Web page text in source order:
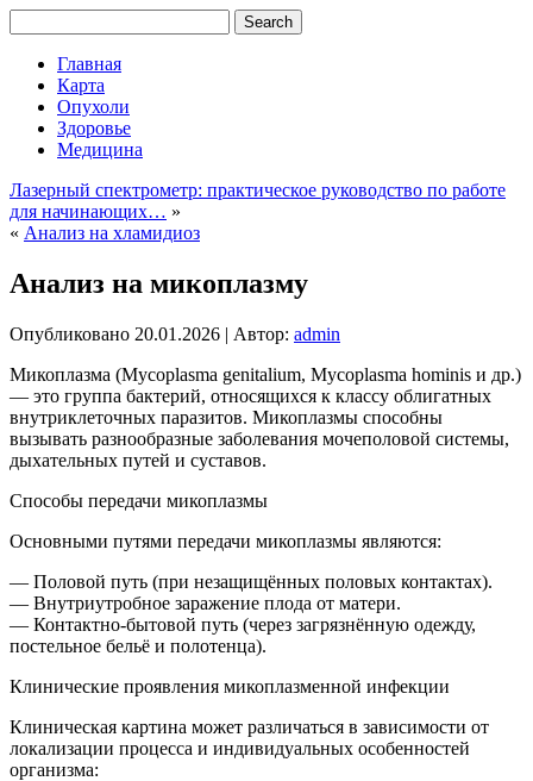
Главная
Карта
Опухоли
Здоровье
Медицина
Лазерный спектрометр: практическое руководство по работе
для начинающих… »
« Анализ на хламидиоз
Анализ на микоплазму
Опубликовано 20.01.2026 | Автор: admin
Микоплазма (Mycoplasma genitalium, Mycoplasma hominis и др.)
— это группа бактерий, относящихся к классу облигатных
внутриклеточных паразитов. Микоплазмы способны
вызывать разнообразные заболевания мочеполовой системы,
дыхательных путей и суставов.
Способы передачи микоплазмы
Основными путями передачи микоплазмы являются:
— Половой путь (при незащищённых половых контактах).
— Внутриутробное заражение плода от матери.
— Контактно-бытовой путь (через загрязнённую одежду,
постельное бельё и полотенца).
Клинические проявления микоплазменной инфекции
Клиническая картина может различаться в зависимости от
локализации процесса и индивидуальных особенностей
организма: